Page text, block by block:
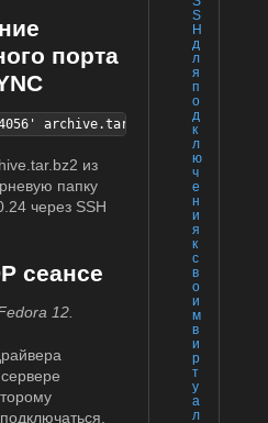
S
H
д
л
я
п
о
д
к
л
ю
ч
е
н
и
я
к
с
в
о
и
м
в
и
р
т
у
а
л
порта
archive.tar.bz2
из
папку
через SSH
сеансе
12.